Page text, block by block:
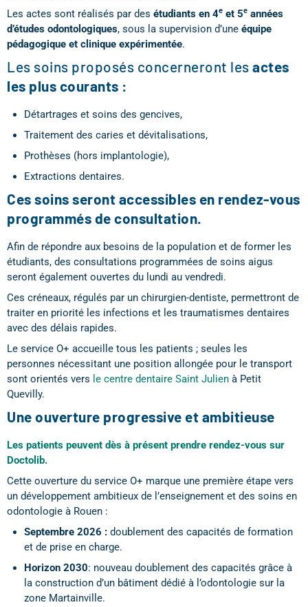
Les actes sont réalisés par des étudiants en 4e et 5e années
d’études odontologiques, sous la supervision d’une équipe
pédagogique et clinique expérimentée.
Les soins proposés concerneront les actes
les plus courants :
Détartrages et soins des gencives,
Traitement des caries et dévitalisations,
Prothèses (hors implantologie),
Extractions dentaires.
Ces soins seront accessibles en rendez-vous
programmés de consultation.
Afin de répondre aux besoins de la population et de former les
étudiants, des consultations programmées de soins aigus
seront également ouvertes du lundi au vendredi.
Ces créneaux, régulés par un chirurgien-dentiste, permettront de
traiter en priorité les infections et les traumatismes dentaires
avec des délais rapides.
Le service O+ accueille tous les patients ; seules les
personnes nécessitant une position allongée pour le transport
sont orientés vers le centre dentaire Saint Julien à Petit
Quevilly.
Une ouverture progressive et ambitieuse
Les patients peuvent dès à présent prendre rendez-vous sur
Doctolib.
Cette ouverture du service O+ marque une première étape vers
un développement ambitieux de l’enseignement et des soins en
odontologie à Rouen :
Septembre 2026 : doublement des capacités de formation
et de prise en charge.
Horizon 2030: nouveau doublement des capacités grâce à
la construction d’un bâtiment dédié à l’odontologie sur la
zone Martainville.